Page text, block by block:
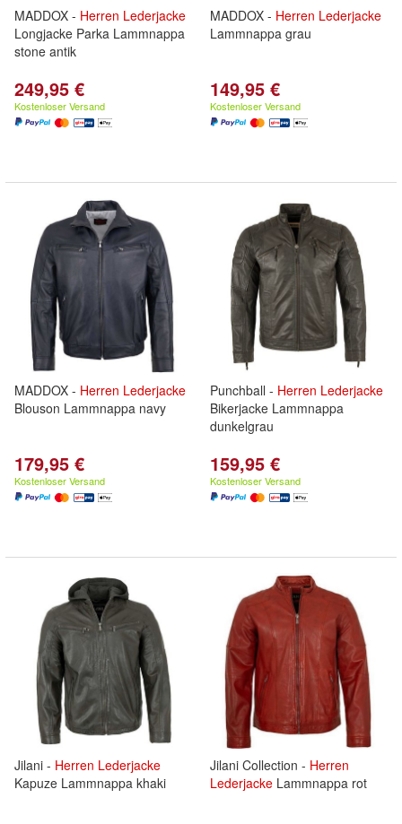
MADDOX - Herren Lederjacke
Longjacke Parka Lammnappa
stone antik
249,95 €
Kostenloser Versand
MADDOX - Herren Lederjacke
Lammnappa grau
149,95 €
Kostenloser Versand
MADDOX - Herren Lederjacke
Blouson Lammnappa navy
179,95 €
Kostenloser Versand
Punchball - Herren Lederjacke
Bikerjacke Lammnappa
dunkelgrau
159,95 €
Kostenloser Versand
Jilani - Herren Lederjacke
Kapuze Lammnappa khaki
Jilani Collection - Herren
Lederjacke Lammnappa rot